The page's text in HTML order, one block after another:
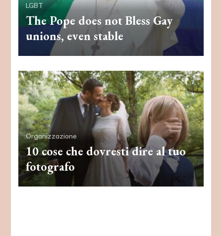
LGBT
The Pope does not Bless Gay
unions, even stable
Organizzazione
10 cose che dovresti dire al tuo
fotografo